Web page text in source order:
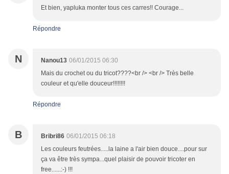
Et bien, yapluka monter tous ces carres!! Courage...
Répondre
N Nanou13 06/01/2015 06:30
Mais du crochet ou du tricot????<br /> <br /> Très belle
couleur et qu'elle douceur!!!!!!!!
Répondre
B Bribri86 06/01/2015 06:18
Les couleurs feutrées.....la laine a l'air bien douce....pour sur
ça va être très sympa...quel plaisir de pouvoir tricoter en
free......:-) !!!